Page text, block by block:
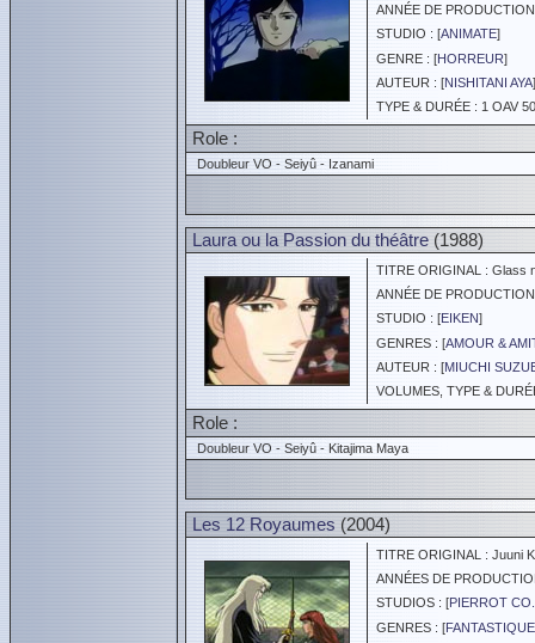
ANNÉE DE
STUDIO : [ANIMATE]
GENRE : [HORREUR]
AUTEUR : [NISHITANI AYA]
TYPE & DURÉE : 1 OAV
Role :
Doubleur VO - Seiyû - Izanami
Laura ou la Passion du théâtre (1988)
TITRE ORIGINAL : Glass
ANNÉE DE
STUDIO : [EIKEN]
GENRES : [AMOUR &
AUTEUR : [MIUCHI
VOLUMES, TYPE &
Role :
Doubleur VO - Seiyû - Kitajima Maya
Les 12 Royaumes (2004)
TITRE ORIGINAL : Juuni
ANNÉES DE
STUDIOS : [PIERROT
GENRES : [